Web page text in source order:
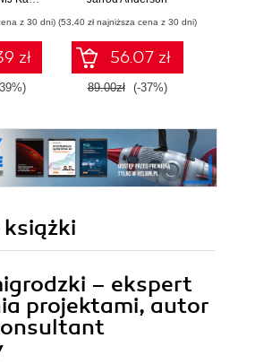
z 30 dni)
zł
zespołowi w erze
sztucznej
inteligencji
(53,40 zł najniższa cena z 30 dni)
56.07 zł
89.00zł (-37%)
książki
– ekspert
projektami, autor